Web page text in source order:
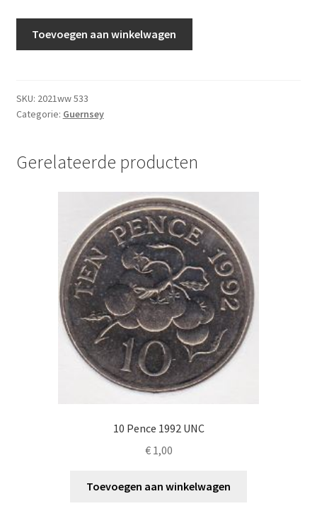
UNC
aantal
Toevoegen aan winkelwagen
SKU: 2021ww 533
Categorie: Guernsey
Gerelateerde producten
10 Pence 1992 UNC
€1,00
Toevoegen aan winkelwagen